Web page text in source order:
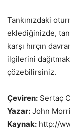
Tankınızdaki
eklediğinizde,
karşı hırçın
ilgilerini
çözebilirsiniz.
Çeviren: Sertaç
Yazar: John
Kaynak: http://